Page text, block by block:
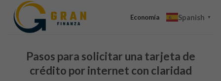
content
Economía Spanish ▼
Pasos para solicitar una tarjeta de
crédito por internet con claridad